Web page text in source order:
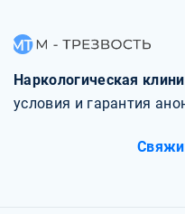
Наркологическая
условия и гарантия